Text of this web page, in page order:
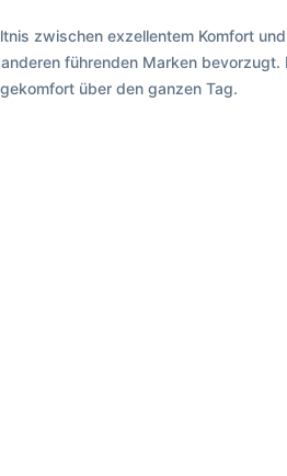
zwischen exzellentem Komfort
führenden Marken
über den ganzen Tag.